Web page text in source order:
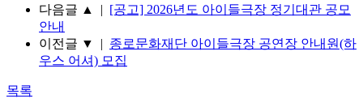
다음글 ▲ | [공고] 2026년도 아이들극장 정기대관 공모
안내
이전글 ▼ | 종로문화재단 아이들극장 공연장 안내원(하
우스 어셔) 모집
목록